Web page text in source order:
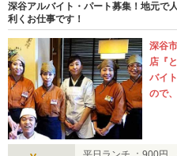
深谷アルバイト・パート募集！地元で
利くお仕事です！
深谷
店『
バイ
ので